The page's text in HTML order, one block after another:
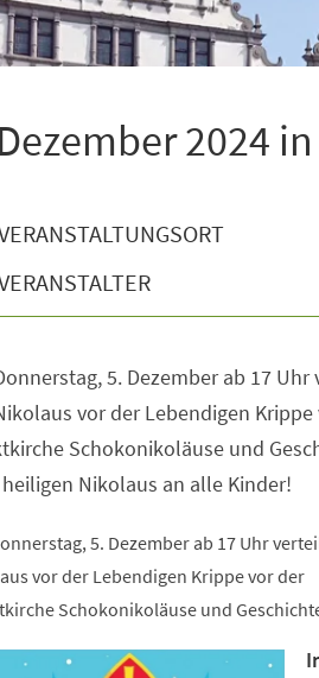
2024
5. Dezember ab 17 Uhr
vor der Lebendigen Krippe
Schokonikoläuse und
Nikolaus an alle Kinder!
5. Dezember ab 17 Uhr
vor der Lebendigen Krippe vor der
Schokonikoläuse und